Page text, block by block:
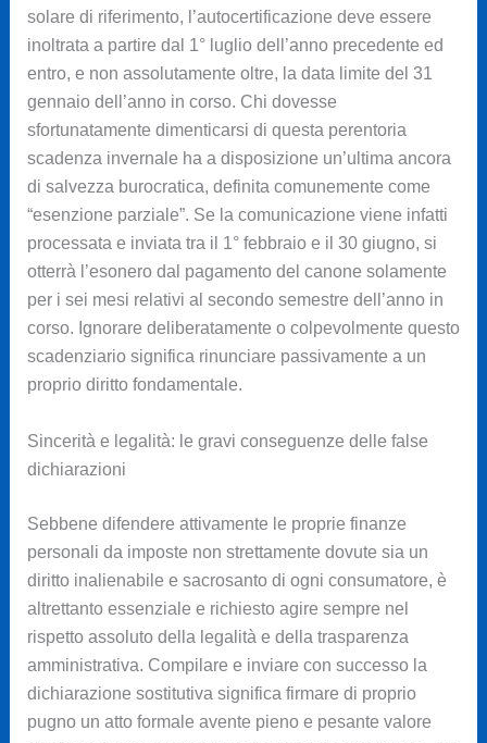
solare di riferimento, l’autocertificazione deve essere
inoltrata a partire dal 1° luglio dell’anno precedente ed
entro, e non assolutamente oltre, la data limite del 31
gennaio dell’anno in corso. Chi dovesse
sfortunatamente dimenticarsi di questa perentoria
scadenza invernale ha a disposizione un’ultima ancora
di salvezza burocratica, definita comunemente come
“esenzione parziale”. Se la comunicazione viene infatti
processata e inviata tra il 1° febbraio e il 30 giugno, si
otterrà l’esonero dal pagamento del canone solamente
per i sei mesi relativi al secondo semestre dell’anno in
corso. Ignorare deliberatamente o colpevolmente questo
scadenziario significa rinunciare passivamente a un
proprio diritto fondamentale.
Sincerità e legalità: le gravi conseguenze delle false
dichiarazioni
Sebbene difendere attivamente le proprie finanze
personali da imposte non strettamente dovute sia un
diritto inalienabile e sacrosanto di ogni consumatore, è
altrettanto essenziale e richiesto agire sempre nel
rispetto assoluto della legalità e della trasparenza
amministrativa. Compilare e inviare con successo la
dichiarazione sostitutiva significa firmare di proprio
pugno un atto formale avente pieno e pesante valore